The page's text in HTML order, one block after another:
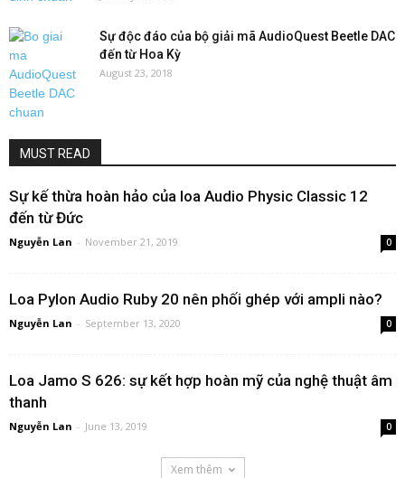
Sự độc đáo của bộ giải mã AudioQuest Beetle DAC
đến từ Hoa Kỳ
August 23, 2018
MUST READ
Sự kế thừa hoàn hảo của loa Audio Physic Classic 12
đến từ Đức
Nguyễn Lan - November 21, 2019 0
Loa Pylon Audio Ruby 20 nên phối ghép với ampli nào?
Nguyễn Lan - September 13, 2020 0
Loa Jamo S 626: sự kết hợp hoàn mỹ của nghệ thuật âm
thanh
Nguyễn Lan - June 13, 2019 0
Xem thêm